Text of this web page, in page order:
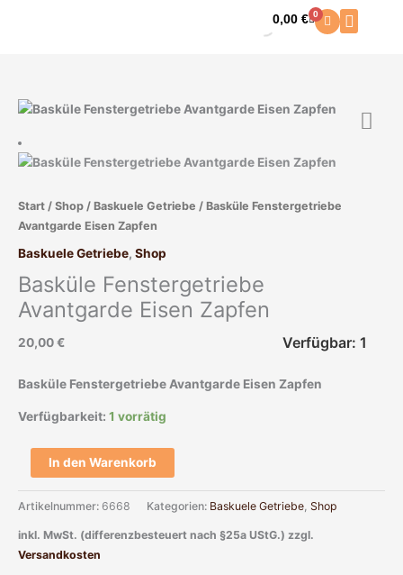
0,00€ 0
Warenkorb
Start / Shop / Baskuele Getriebe / Basküle Fenstergetriebe
Avantgarde Eisen Zapfen
Baskuele Getriebe, Shop
Basküle Fenstergetriebe
Avantgarde Eisen Zapfen
20,00€ Verfügbar: 1
Basküle Fenstergetriebe Avantgarde Eisen Zapfen
Verfügbarkeit: 1 vorrätig
Basküle
Avantgarde
Eisen
Menge
In den Warenkorb
Artikelnummer: 6668 Kategorien: Baskuele Getriebe Shop
inkl. MwSt. (differenzbesteuert nach §25a UStG.) zzgl.
Versandkosten